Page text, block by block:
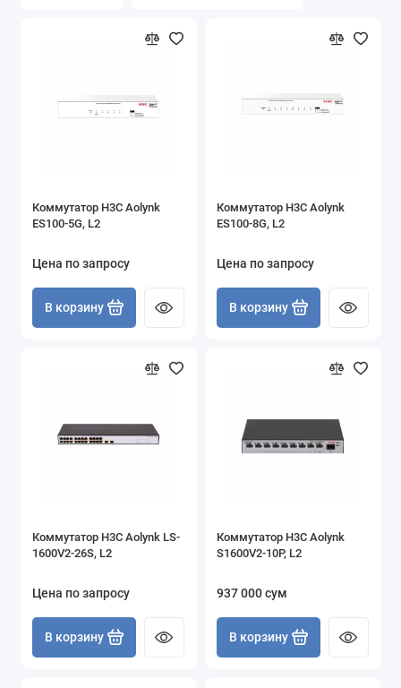
Коммутатор H3C Aolynk
ES100-5G, L2
Цена по запросу
В корзину
Коммутатор H3C Aolynk
ES100-8G, L2
Цена по запросу
В корзину
Коммутатор H3C Aolynk LS-
1600V2-26S, L2
Цена по запросу
В корзину
Коммутатор H3C Aolynk
S1600V2-10P, L2
937 000 сум
В корзину